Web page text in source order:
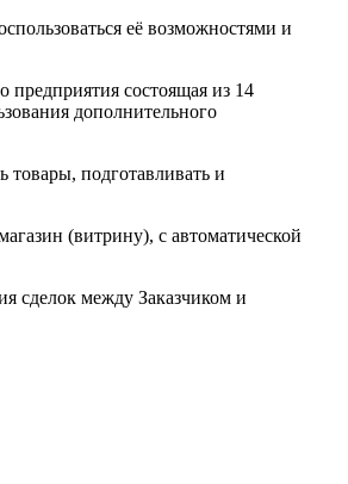
её возможностями и
состоящая из 14
дополнительного
товары, подготавливать и
(витрину), с автоматической
сделок между Заказчиком и